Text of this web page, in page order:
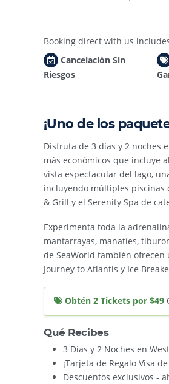
Booking direct with us
Cancelación Sin
Riesgos
¡Uno de los
Disfruta de 3 días y 2 noches
más económicos que incluye
vista espectacular del lago,
incluyendo múltiples piscinas
& Grill y el Serenity Spa de
Experimenta toda la
mantarrayas, manatíes,
de SeaWorld también ofrecen
Journey to Atlantis y Ice
Obtén 2 Tickets por $49
Qué Recibes
3 Días y 2 Noches en
¡Tarjeta de Regalo Visa
Descuentos exclusivos -